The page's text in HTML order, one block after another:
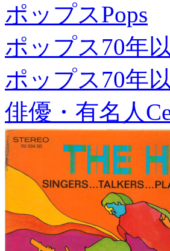
ポップスPops
ポップス70年
ポップス70年
俳優・有名人